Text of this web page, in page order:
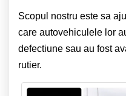
Scopul nostru este sa
care autovehiculele lor
defectiune sau au fost
rutier.